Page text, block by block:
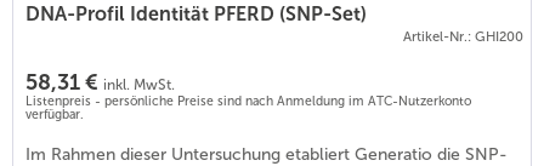
DNA-Profil Identität PFERD (SNP-Set)
Artikel-Nr.: GHI200
58,31 € inkl. MwSt.
Listenpreis - persönliche Preise sind nach Anmeldung im ATC-Nutzerkonto
verfügbar.
Im Rahmen dieser Untersuchung etabliert Generatio die SNP-